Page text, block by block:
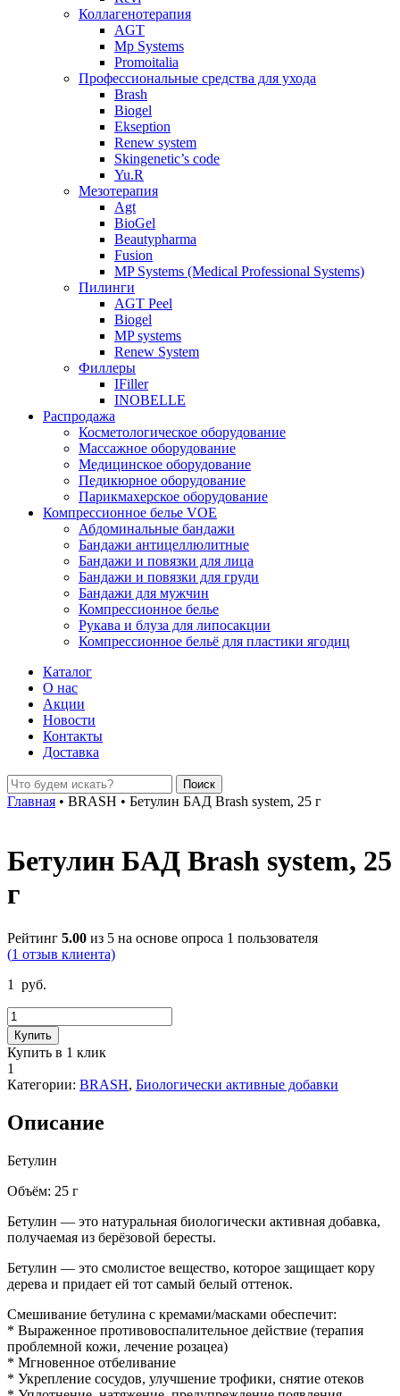
Коллагенотерапия
AGT
Mp Systems
Promoitalia
Профессиональные средства для ухода
Brash
Biogel
Ekseption
Renew system
Skingenetic’s code
Yu.R
Мезотерапия
Agt
BioGel
Beautypharma
Fusion
MP Systems (Medical Professional Systems)
Пилинги
AGT Peel
Biogel
MP systems
Renew System
Филлеры
IFiller
INOBELLE
Распродажа
Косметологическое оборудование
Массажное оборудование
Медицинское оборудование
Педикюрное оборудование
Парикмахерское оборудование
Компрессионное белье VOE
Абдоминальные бандажи
Бандажи антицеллюлитные
Бандажи и повязки для лица
Бандажи и повязки для груди
Бандажи для мужчин
Компрессионное белье
Рукава и блуза для липосакции
Компрессионное бельё для пластики ягодиц
Каталог
О нас
Акции
Новости
Контакты
Доставка
Главная • BRASH • Бетулин БАД Brash system, 25 г
Бетулин БАД Brash system, 25
г
Рейтинг 5.00 из 5 на основе опроса 1 пользователя
(1 отзыв клиента)
1
руб.
Количество
товара
Бетулин
БАД
Brash
system,
г
Купить
Купить в 1 клик
1
Категории: BRASH, Биологически активные добавки
Описание
Бетулин
Объём: 25 г
Бетулин — это натуральная биологически активная добавка,
получаемая из берёзовой бересты.
Бетулин — это смолистое вещество, которое защищает кору
дерева и придает ей тот самый белый оттенок.
Смешивание бетулина с кремами/масками обеспечит:
* Выраженное противовоспалительное действие (терапия
проблемной кожи, лечение розацеа)
* Мгновенное отбеливание
* Укрепление сосудов, улучшение трофики, снятие отеков